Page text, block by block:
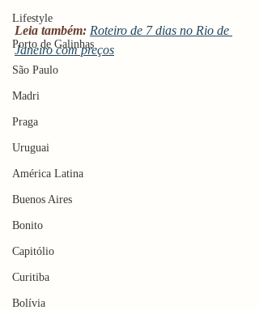
Lifestyle
Porto de Galinhas
São Paulo
Madri
Praga
Uruguai
América Latina
Buenos Aires
Bonito
Capitólio
Curitiba
Bolívia
Leia também: Roteiro de 7 dias no Rio de
Janeiro com preços